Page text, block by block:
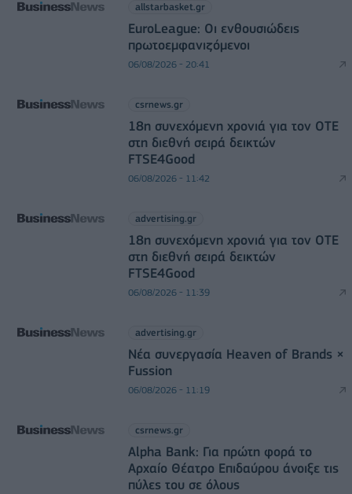
allstarbasket.gr
EuroLeague: Οι ενθουσιώδεις
πρωτοεμφανιζόμενοι
06/08/2026 - 20:41
csrnews.gr
18η συνεχόμενη χρονιά για τον ΟΤΕ
στη διεθνή σειρά δεικτών
FTSE4Good
06/08/2026 - 11:42
advertising.gr
18η συνεχόμενη χρονιά για τον ΟΤΕ
στη διεθνή σειρά δεικτών
FTSE4Good
06/08/2026 - 11:39
advertising.gr
Νέα συνεργασία Heaven of Brands ×
Fussion
06/08/2026 - 11:19
csrnews.gr
Alpha Bank: Για πρώτη φορά το
Αρχαίο Θέατρο Επιδαύρου άνοιξε τις
πύλες του σε όλους